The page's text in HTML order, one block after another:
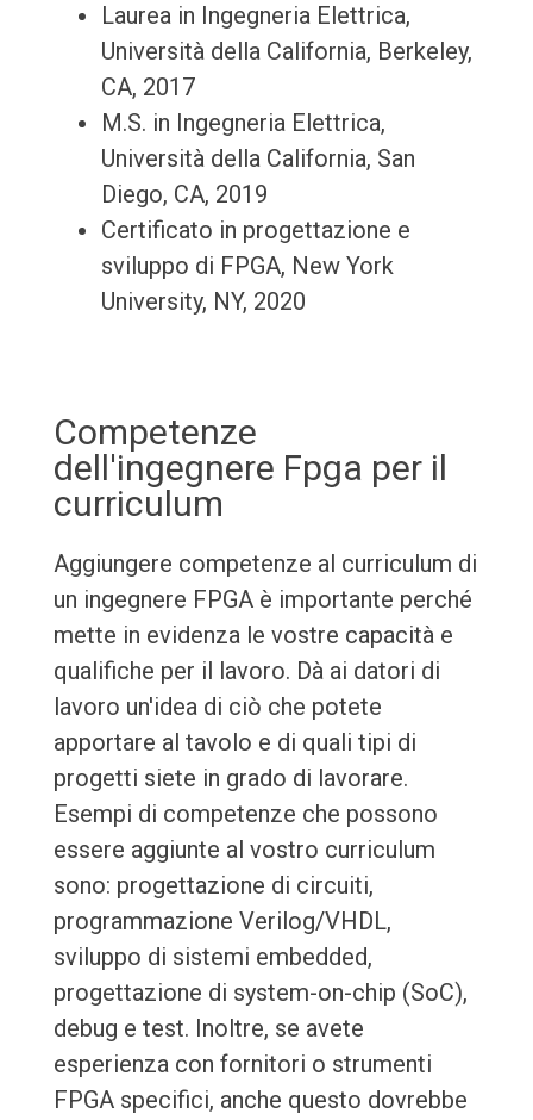
Laurea in Ingegneria Elettrica,
Università della California, Berkeley,
CA, 2017
M.S. in Ingegneria Elettrica,
Università della California, San
Diego, CA, 2019
Certificato in progettazione e
sviluppo di FPGA, New York
University, NY, 2020
Competenze
dell'ingegnere Fpga per il
curriculum
Aggiungere competenze al curriculum di
un ingegnere FPGA è importante perché
mette in evidenza le vostre capacità e
qualifiche per il lavoro. Dà ai datori di
lavoro un'idea di ciò che potete
apportare al tavolo e di quali tipi di
progetti siete in grado di lavorare.
Esempi di competenze che possono
essere aggiunte al vostro curriculum
sono: progettazione di circuiti,
programmazione Verilog/VHDL,
sviluppo di sistemi embedded,
progettazione di system-on-chip (SoC),
debug e test. Inoltre, se avete
esperienza con fornitori o strumenti
FPGA specifici, anche questo dovrebbe